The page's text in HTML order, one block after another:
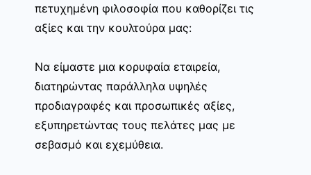
πετυχημένη φιλοσοφία που καθορίζει τις
αξίες και την κουλτούρα μας:
Να είμαστε μια κορυφαία εταιρεία,
διατηρώντας παράλληλα υψηλές
προδιαγραφές και προσωπικές αξίες,
εξυπηρετώντας τους πελάτες μας με
σεβασμό και εχεμύθεια.